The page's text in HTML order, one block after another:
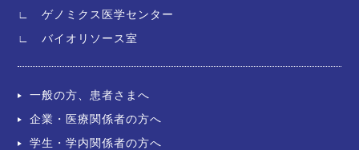
∟ ゲノミクス医学センター
∟ バイオリソース室
一般の方、患者さまへ
企業・医療関係者の方へ
学生・学内関係者の方へ